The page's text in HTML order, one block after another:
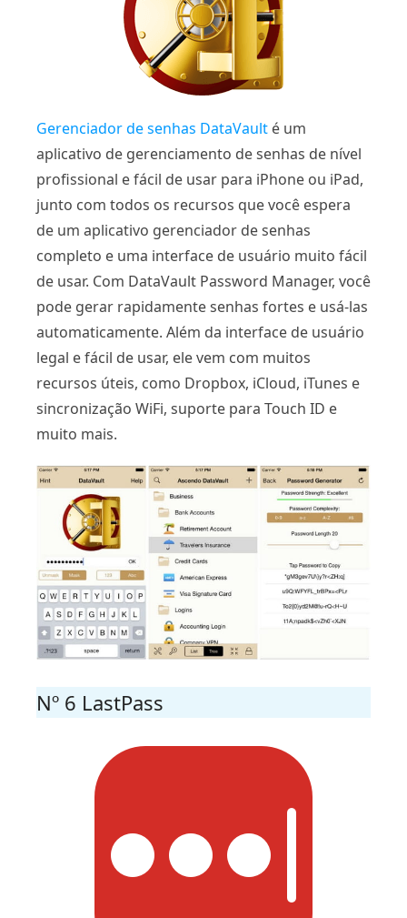
Gerenciador de senhas DataVault é um
aplicativo de gerenciamento de senhas de nível
profissional e fácil de usar para iPhone ou iPad,
junto com todos os recursos que você espera
de um aplicativo gerenciador de senhas
completo e uma interface de usuário muito fácil
de usar. Com DataVault Password Manager, você
pode gerar rapidamente senhas fortes e usá-las
automaticamente. Além da interface de usuário
legal e fácil de usar, ele vem com muitos
recursos úteis, como Dropbox, iCloud, iTunes e
sincronização WiFi, suporte para Touch ID e
muito mais.
Nº 6 LastPass